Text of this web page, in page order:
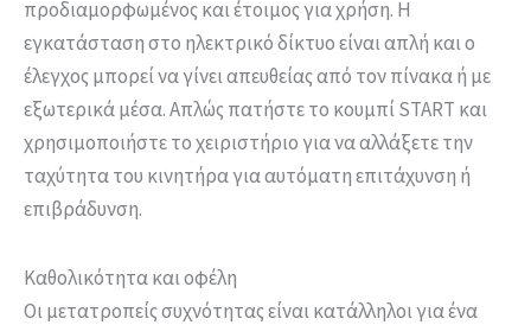
προδιαμορφωμένος και έτοιμος για χρήση. Η
εγκατάσταση στο ηλεκτρικό δίκτυο είναι απλή και ο
έλεγχος μπορεί να γίνει απευθείας από τον πίνακα ή με
εξωτερικά μέσα. Απλώς πατήστε το κουμπί START και
χρησιμοποιήστε το χειριστήριο για να αλλάξετε την
ταχύτητα του κινητήρα για αυτόματη επιτάχυνση ή
επιβράδυνση.
Καθολικότητα και οφέλη
Οι μετατροπείς συχνότητας είναι κατάλληλοι για ένα